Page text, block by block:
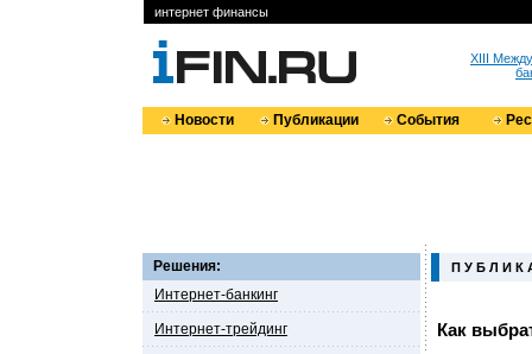
интернет финансы
XIII
Новости Публикации События
Решения:
Интернет-банкинг
Интернет-трейдинг
П У Б Л И К
Как